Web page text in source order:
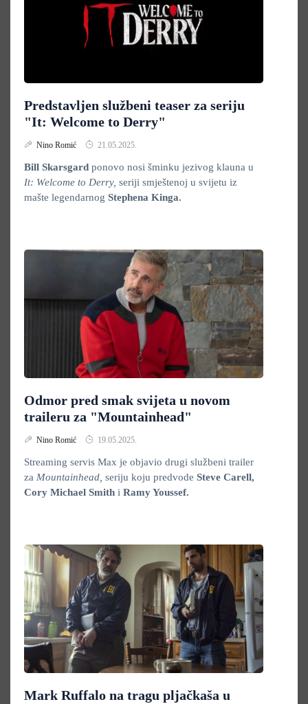
Predstavljen službeni teaser za seriju
"It: Welcome to Derry"
Nino Romić 21.05.2025.
Bill Skarsgard ponovo nosi šminku jezivog klauna u
It: Welcome to Derry, seriji smještenoj u svijetu iz
mašte legendarnog Stephena Kinga.
Odmor pred smak svijeta u novom
traileru za "Mountainhead"
Nino Romić 19.05.2025.
Streaming servis Max je objavio drugi službeni trailer
za Mountainhead, seriju koju predvode Steve Carell,
Cory Michael Smith i Ramy Youssef.
Mark Ruffalo na tragu pljačkaša u